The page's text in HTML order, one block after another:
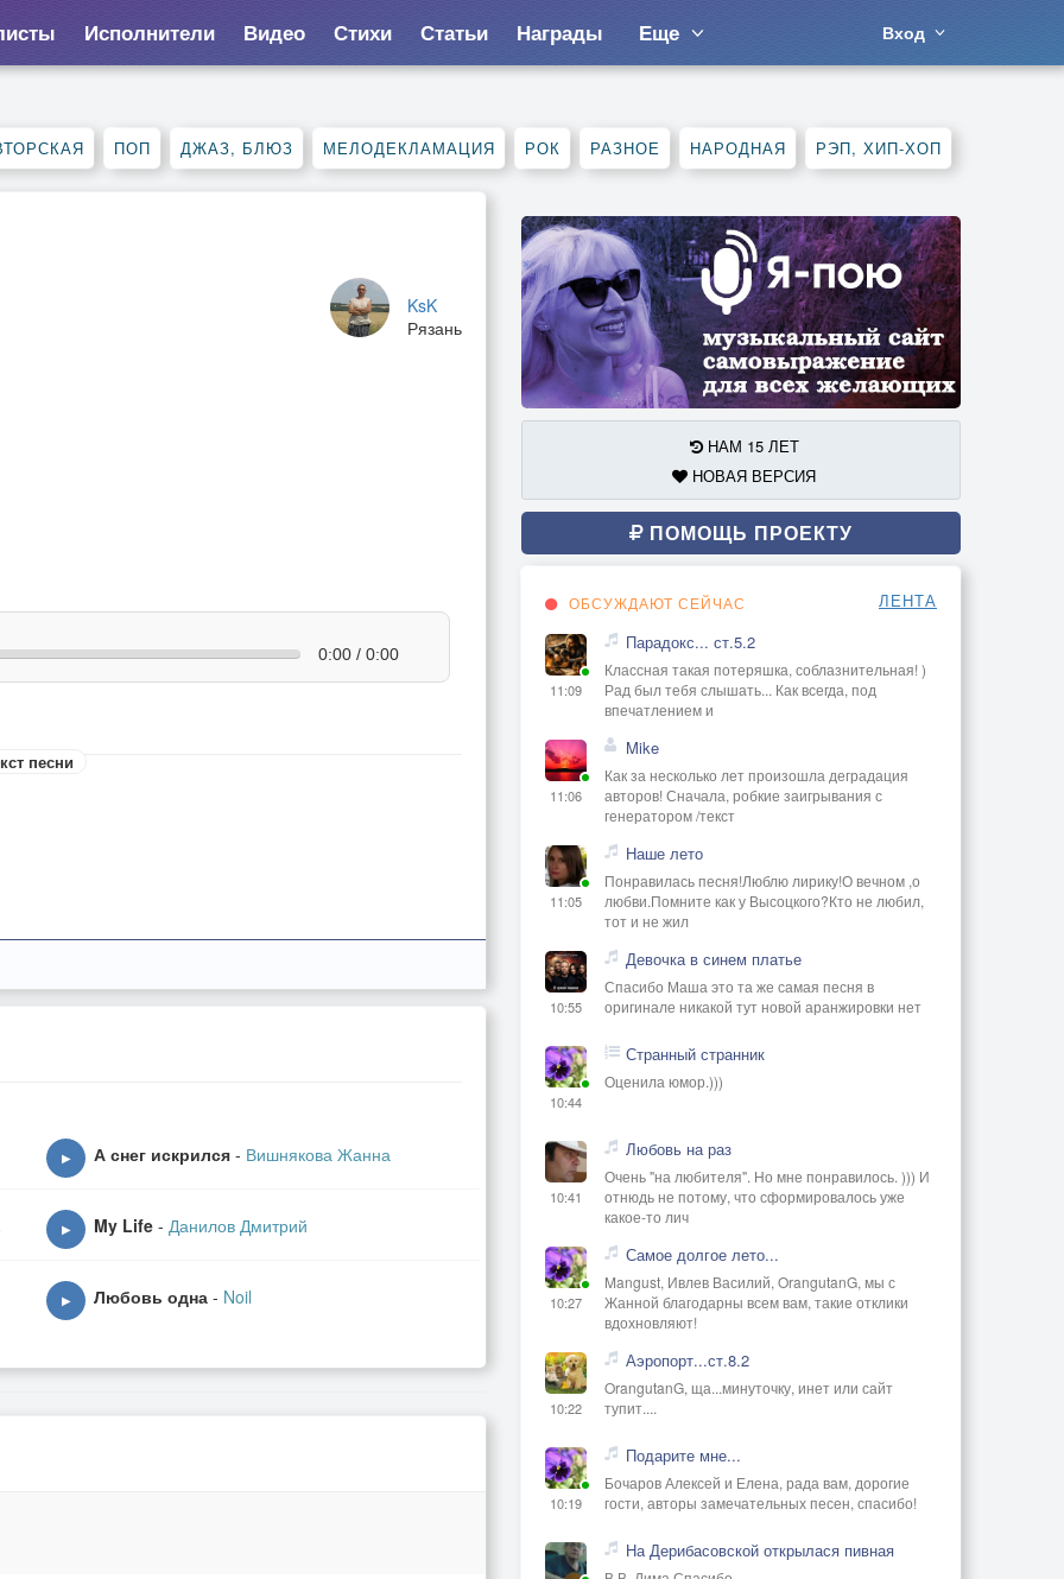
Исполнители Видео Стихи Статьи Награды Еще Вход
ПОП ДЖАЗ, БЛЮЗ МЕЛОДЕКЛАМАЦИЯ РОК РАЗНОЕ НАРОДНАЯ РЭП, ХИП-ХОП
KsK
Рязань
0:00 / 0:00
песни
▶ А снег искрился - Вишнякова Жанна
▶ My Life - Данилов Дмитрий
▶ Любовь одна - Noil
НАМ 15 ЛЕТ
НОВАЯ ВЕРСИЯ
ПОМОЩЬ ПРОЕКТУ
ОБСУЖДАЮТ СЕЙЧАС ЛЕНТА
11:09
Парадокс... ст.5.2
Классная такая потеряшка, соблазнительная! )
Рад был тебя слышать... Как всегда, под
впечатлением и
11:06
Mike
Как за несколько лет произошла деградация
авторов! Сначала, робкие заигрывания с
генератором /текст
11:05
Наше лето
Понравилась песня!Люблю лирику!О вечном ,о
любви.Помните как у Высоцкого?Кто не любил,
тот и не жил
10:55
Девочка в синем платье
Спасибо Маша это та же самая песня в
оригинале никакой тут новой аранжировки нет
10:44
Странный странник
Оценила юмор.)))
10:41
Любовь на раз
Очень "на любителя". Но мне понравилось. ))) И
отнюдь не потому, что сформировалось уже
какое-то лич
10:27
Самое долгое лето...
Mangust, Ивлев Василий, OrangutanG, мы с
Жанной благодарны всем вам, такие отклики
вдохновляют!
10:22
Аэропорт...ст.8.2
OrangutanG, ща...минуточку, инет или сайт
тупит....
10:19
Подарите мне...
Бочаров Алексей и Елена, рада вам, дорогие
гости, авторы замечательных песен, спасибо!
На Дерибасовской открылася пивная